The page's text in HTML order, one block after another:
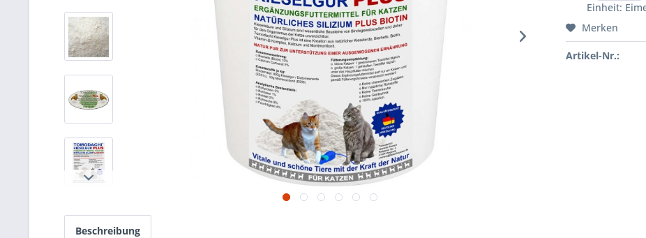
Einheit:
Merken
Artikel-Nr.:
Beschreibung